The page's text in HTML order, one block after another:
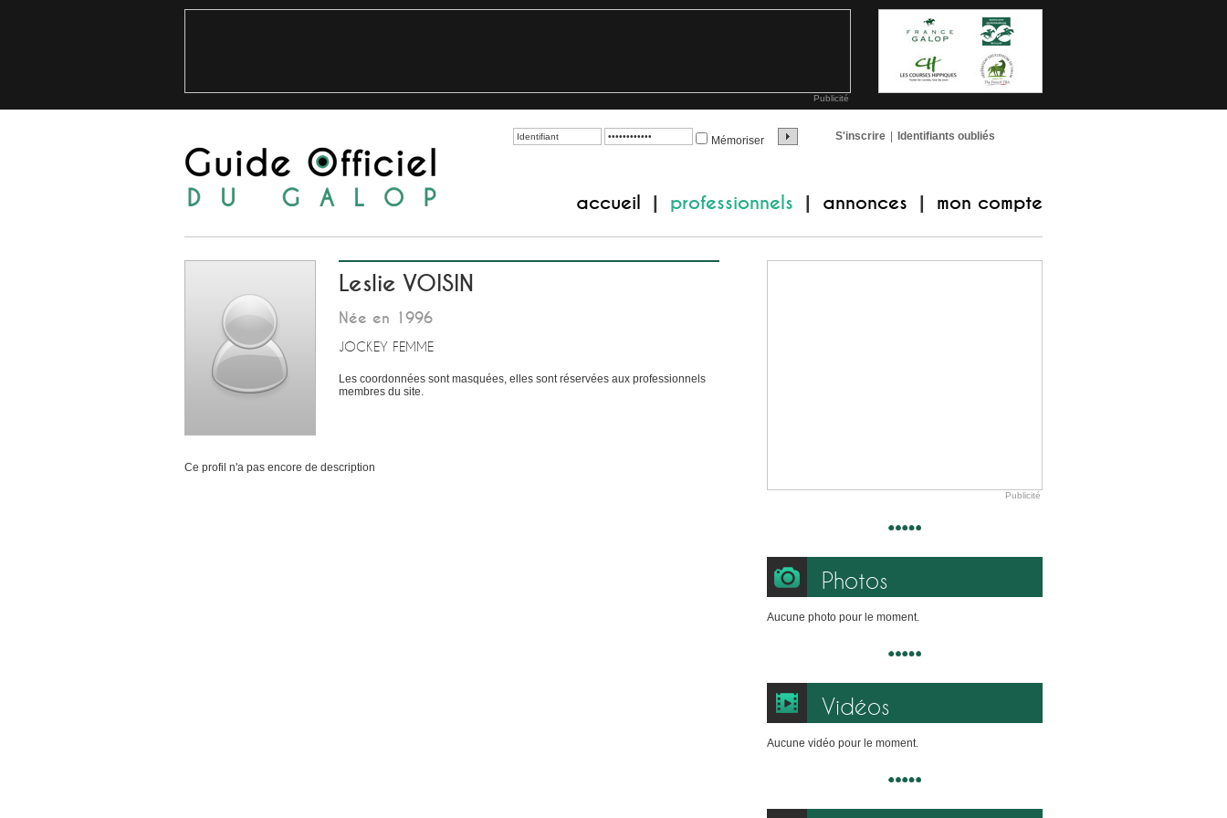
Publicité
Mémoriser S'inscrire Identifiants oubliés
accueil professionnels annonces mon compte
Leslie VOISIN
Née en 1996
JOCKEY FEMME
Les coordonnées sont masquées, elles sont réservées aux professionnels
membres du site.
Ce profil n'a pas encore de description
Publicité
Photos
Aucune photo pour le moment.
Vidéos
Aucune vidéo pour le moment.